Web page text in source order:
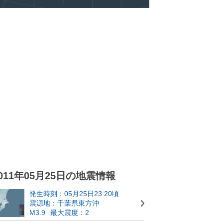
年05月25日の地震情報
発生時刻：05月25日23:20頃
震源地：千葉県東方沖
M3.9
最大震度：2